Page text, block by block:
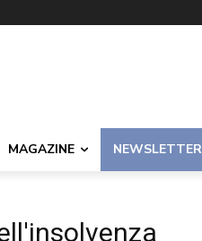
MAGAZINE NEWSLETTER